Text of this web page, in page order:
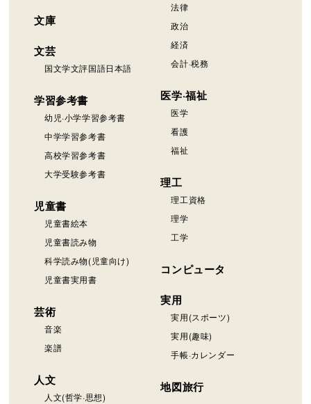
文庫
文芸
国文学文評国語日本語
学習参考書
幼児·小学学習参考書
中学学習参考書
高校学習参考書
大学受験参考書
児童書
児童書絵本
児童書読み物
科学読み物(児童向け)
児童書実用書
芸術
音楽
楽譜
人文
人文(哲学·思想)
法律
政治
経済
会計·税務
医学·福祉
医学
看護
福祉
理工
理工資格
理学
工学
コンピュータ
実用
実用(スポーツ)
実用(趣味)
手帳·カレンダー
地図旅行